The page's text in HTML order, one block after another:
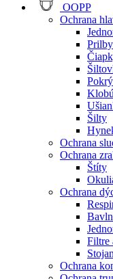
OOPP
Ochrana
Prilby
Šilty
Ochrana
Ochrana
Štíty
Ochrana
Filtre
Ochrana